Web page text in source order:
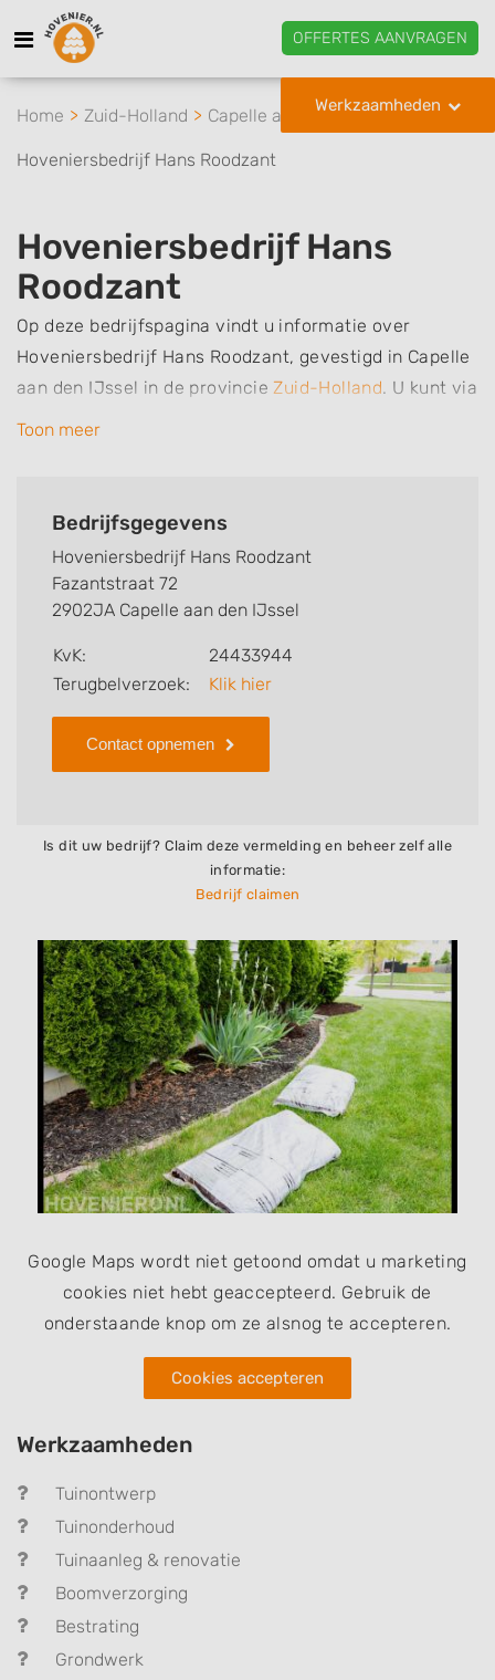
OFFERTES AANVRAGEN
Werkzaamheden
Home Zuid-Holland Capelle aan den IJssel
Hoveniersbedrijf Hans Roodzant
Hoveniersbedrijf Hans
Roodzant
Op deze bedrijfspagina vindt u informatie over
Hoveniersbedrijf Hans Roodzant, gevestigd in Capelle
aan den IJssel in de provincie Zuid-Holland. U kunt via
deze pagina eenvoudig contact met het bedrijf
werkzaamheden van dit bedrijf, zo kunt u snel zien
kan verzorgen. Tenslotte kunt een beoordeling of
review achterlaten als u al ervaring heeft met dit
Zoekt u een ander bedrijf? Bekijk dan andere
hoveniers en bedrijven inCapelle aan den IJssel
Toon meer
Bedrijfsgegevens
Hoveniersbedrijf Hans Roodzant
Fazantstraat 72
2902JA Capelle aan den IJssel
KvK:
24433944
Terugbelverzoek:
Klik hier
Contact opnemen
Is dit uw bedrijf? Claim deze vermelding en beheer zelf alle
informatie:
Bedrijf claimen
Google Maps wordt niet getoond omdat u marketing
cookies niet hebt geaccepteerd. Gebruik de
onderstaande knop om ze alsnog te accepteren.
Cookies accepteren
Werkzaamheden
Tuinontwerp
Tuinonderhoud
Tuinaanleg & renovatie
Boomverzorging
Bestrating
Grondwerk